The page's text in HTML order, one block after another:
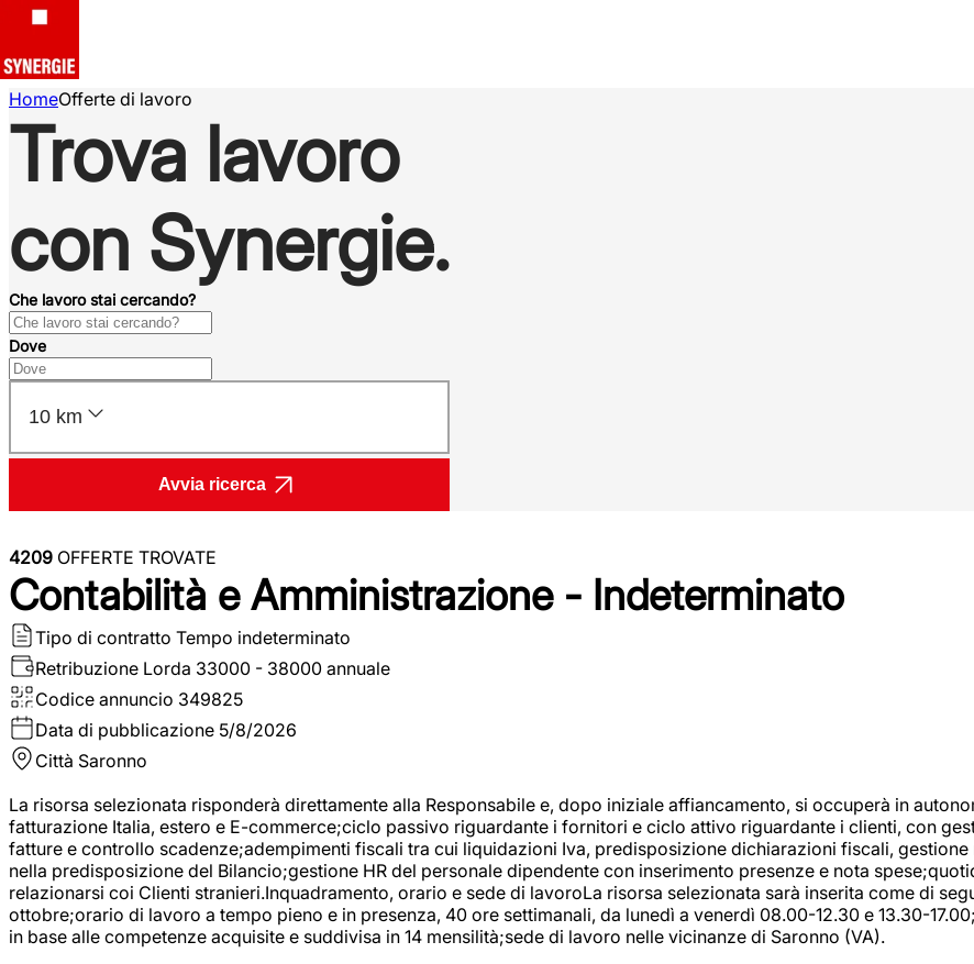
HomeOfferte di lavoro
Trova lavoro
con Synergie.
Che lavoro stai cercando?
Dove
10 km
Avvia ricerca
4209 OFFERTE TROVATE
Contabilità e Amministrazione - Indeterminato
Tipo di contratto Tempo indeterminato
Retribuzione Lorda 33000 - 38000 annuale
Codice annuncio 349825
Data di pubblicazione 5/8/2026
Città Saronno
La risorsa selezionata risponderà direttamente alla Responsabile e, dopo iniziale affiancamento, si occuperà in
fatturazione Italia, estero e E-commerce;ciclo passivo riguardante i fornitori e ciclo attivo riguardante i clienti, con
fatture e controllo scadenze;adempimenti fiscali tra cui liquidazioni Iva, predisposizione dichiarazioni fiscali,
nella predisposizione del Bilancio;gestione HR del personale dipendente con inserimento presenze e nota
relazionarsi coi Clienti stranieri.Inquadramento, orario e sede di lavoroLa risorsa selezionata sarà inserita come di
ottobre;orario di lavoro a tempo pieno e in presenza, 40 ore settimanali, da lunedì a venerdì 08.00-12.30 e 13.30-
in base alle competenze acquisite e suddivisa in 14 mensilità;sede di lavoro nelle vicinanze di Saronno (VA).